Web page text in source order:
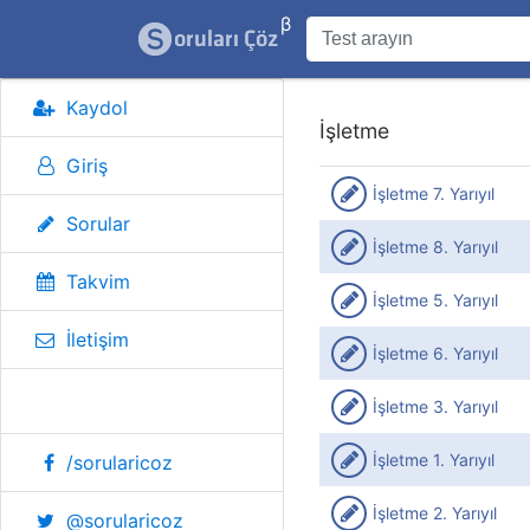
β
Kaydol
Giriş
Sorular
Takvim
İletişim
/sorularicoz
@sorularicoz
İşletme
İşletme 7. Yarıyıl
İşletme 8. Yarıyıl
İşletme 5. Yarıyıl
İşletme 6. Yarıyıl
İşletme 3. Yarıyıl
İşletme 1. Yarıyıl
İşletme 2. Yarıyıl